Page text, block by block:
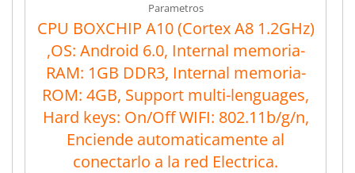
Parametros
CPU BOXCHIP A10 (Cortex A8 1.2GHz)
,OS: Android 6.0, Internal memoria-
RAM: 1GB DDR3, Internal memoria-
ROM: 4GB, Support multi-lenguages,
Hard keys: On/Off WIFI: 802.11b/g/n,
Enciende automaticamente al
conectarlo a la red Electrica.